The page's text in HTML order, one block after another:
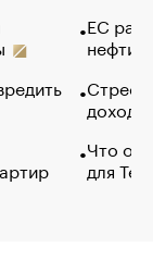
ЕС
нефти
Что
для